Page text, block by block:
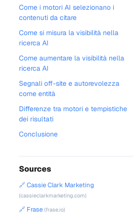
Come i motori AI selezionano i
contenuti da citare
Come si misura la visibilità nella
ricerca AI
Come aumentare la visibilità nella
ricerca AI
Segnali off-site e autorevolezza
come entità
Differenze tra motori e tempistiche
dei risultati
Conclusione
Sources
🔗 Cassie Clark Marketing
(cassieclarkmarketing.com)
🔗 Frase (frase.io)